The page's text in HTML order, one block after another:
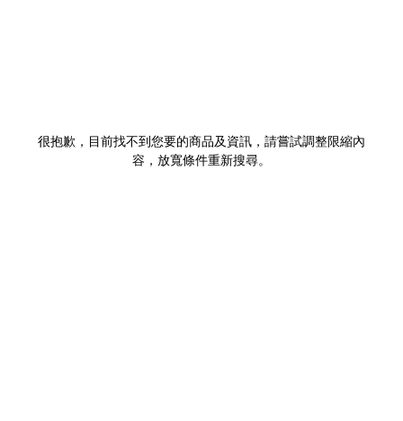
很抱歉，目前找不到您要的商品及資訊，請嘗試調整限縮內
容，放寬條件重新搜尋。